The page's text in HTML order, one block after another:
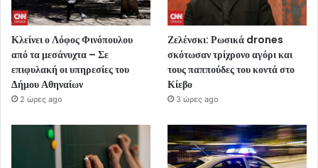
Κλείνει ο Λόφος Φινόπουλου
από τα μεσάνυχτα – Σε
επιφυλακή οι υπηρεσίες του
Δήμου Αθηναίων
2 ώρες ago
Ζελένσκι: Ρωσικά drones
σκότωσαν τρίχρονο αγόρι και
τους παππούδες του κοντά στο
Κίεβο
3 ώρες ago